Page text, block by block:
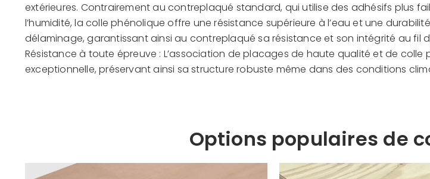
extérieures. Contrairement au contreplaqué standard, qui utilise des adhésifs plus
l’humidité, la colle phénolique offre une résistance supérieure à l’eau et une
délaminage, garantissant ainsi au contreplaqué sa résistance et son intégrité au fil
Résistance à toute épreuve : L’association de placages de haute qualité et de
exceptionnelle, préservant ainsi sa structure robuste même dans des conditions
Options populaires de